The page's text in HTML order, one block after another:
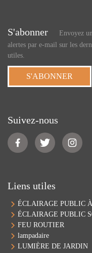
S'abonner
Envoyez
alertes par e-mail sur les
utiles.
S'ABONNER
Suivez-nous
Liens utiles
ÉCLAIRAGE PUBLIC
ÉCLAIRAGE PUBLIC
FEU ROUTIER
lampadaire
LUMIÈRE DE JARDIN